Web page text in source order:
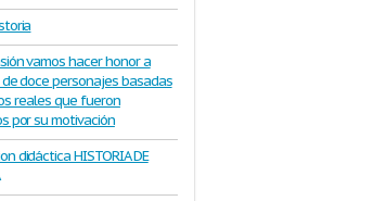
vamos hacer honor a
doce personajes basadas
reales que fueron
por su motivación
didáctica HISTORIA DE